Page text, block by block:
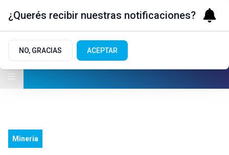
Minería
¿Querés recibir nuestras notificaciones?
NO, GRACIAS ACEPTAR